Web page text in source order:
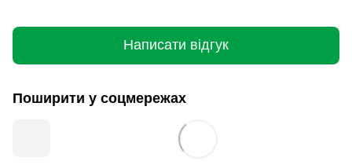
Написати відгук
Поширити у соцмережах